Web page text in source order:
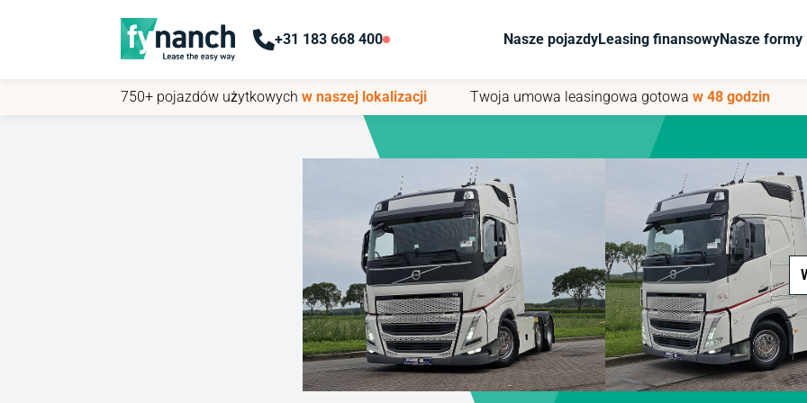
+31 183 668 400 Nasze pojazdyLeasing finansowyNasze formy
750+ pojazdów użytkowychw naszej lokalizacji Twoja umowa leasingowa gotowaw 48 godzin
+31 183 668 400 Nasze pojazdyLeasing finansowyNasze formy
750+ pojazdów użytkowychw naszej lokalizacji Twoja umowa leasingowa gotowaw 48 godzin